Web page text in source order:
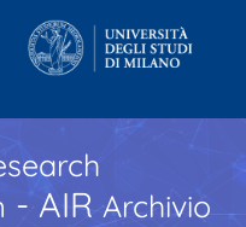
- AIR Archivio